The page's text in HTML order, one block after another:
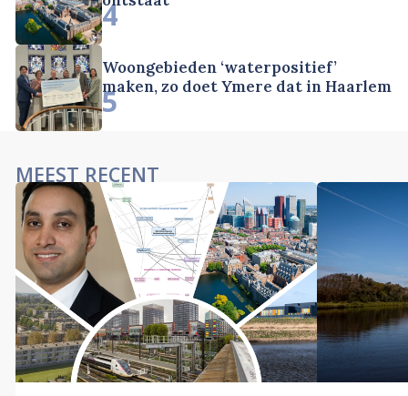
4
Woongebieden ‘waterpositief’
maken, zo doet Ymere dat in Haarlem
5
MEEST RECENT